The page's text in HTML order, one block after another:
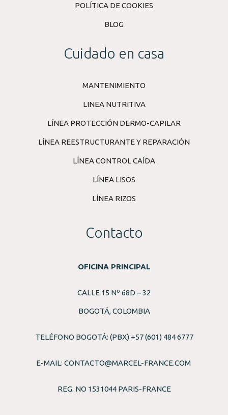
POLÍTICA DE COOKIES
BLOG
Cuidado en casa
MANTENIMIENTO
LINEA NUTRITIVA
LÍNEA PROTECCIÓN DERMO-CAPILAR
LÍNEA REESTRUCTURANTE Y REPARACIÓN
LÍNEA CONTROL CAÍDA
LÍNEA LISOS
LÍNEA RIZOS
Contacto
OFICINA PRINCIPAL
CALLE 15 Nº 68D – 32
BOGOTÁ, COLOMBIA
TELÉFONO BOGOTÁ: (PBX) +57 (601) 484 6777
E-MAIL: CONTACTO@MARCEL-FRANCE.COM
REG. NO 1531044 PARIS-FRANCE